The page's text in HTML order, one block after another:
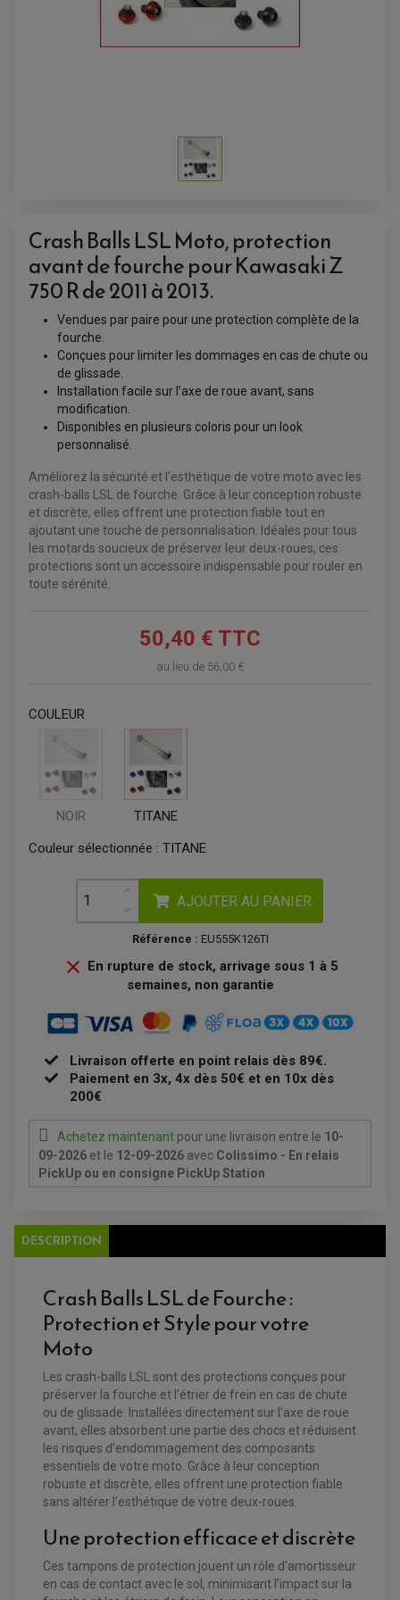
BAGAGERIE
ACCESSOIRE GPS, SMARTPHONE
SUPPORT VALISE LATERAL
TOP CASE ET VALISES
ACCESSOIRE ÉCHAPPEMENT
ÉLECTRICITÉ
ACCESSOIRES ELECTRIQUE
BATTERIE
CHARGEUR BATTERIE
CLIGNOTANT MOTO
ECLAIRAGE MOTO
KIT RECONDITIONNEMENT DEMARREUR
POMPE A ESSENCE
REDRESSEUR / REGULATEUR
STATOR
ENTRETIEN MOTO
ATELIER, PADDOCK, STAND
ANTIPARASITE NGK
FILTRE A AIR
FILTRE A HUILE
OUTILLAGE
PRODUIT D'ENTRETIEN
ELECTRICITÉ
CLIGNOTANT TYPE ORIGINE
BATTERIE SCOOTER
CHARGEUR DE BATTERIE
REDRESSEUR / RÉGULATEUR
ECLAIRAGE SCOOTER
DISQUE DE FREIN AVANT
ACCESSOIRE + VISSERIE FREINAGE
DISQUE DE FREIN ARRIERE
PLAQUETTE DE FREIN ARRIERE
ACCESSOIRES QUAD
ACCESSOIRES ANODISES POUR QUAD
BOUCHON DE RÉSERVOIR QUAD
GUIDON QUAD
KIT DÉCO QUAD / SSV
KIT POIGNÉE DE GAZ QUAD
POIGNÉE QUAD
PROTÈGE-MAINS
BAGAGERIE / TREUIL / ATTELAGE
COFFRE / TOP CASE QUAD
TREUIL ET ATTELAGE QUAD-SSV
ÉCHAPPEMENT QUAD
ENTRETIEN QUAD / SSV
FILTRE A HUILE QUAD
ACCESSOIRES ELECTRIQUE QUAD / SSV
BOITIER CDI QUAD ET SSV
CHARGEUR DE BATTERIE QUAD / SSV
COMPTEUR QUAD / SSV
CONTACTEUR A CLÉ QUAD
DÉMARREUR
ECLAIRAGE LED / HALOGÈNE
STATOR ET REDRESSEUR / REGULATEUR
VENTILATEUR DE RADIATEUR
EQUIPEMENT FREINAGE QUAD / SSV
DISQUE DE FREIN QUAD / SSV
KIT DURITE DE FREIN QUAD
KIT REPARATION MAÎTRE CYLINDRE QUAD / SSV
PLAQUETTES DE FREIN QUAD / SSV
ÉQUIPEMENT ÉLECTRIQUE
ACCESSOIRES ÉLECTRIQUE ENDURO
PLAQUE PHARE
COMPTEUR D'HEURE
DÉMARREUR
TRANSMISSION
PATIN DE BRAS OSCILLANT
ROULETTE DE CHAÎNE
EMBRAYAGE OFF ROAD
PIÈCE MOTEUR
POMPE À EAU BOYESEN
KIT RÉPARATION POMPE A EAU
RADIATEUR
PNEUMATIQUE
MOUSSE
CHAMBRE À AIR
Crash Balls LSL Moto, protection
avant de fourche pour Kawasaki Z
750 R de 2011 à 2013.
Vendues par paire pour une protection complète de la
fourche.
Conçues pour limiter les dommages en cas de chute ou
de glissade.
Installation facile sur l’axe de roue avant, sans
modification.
Disponibles en plusieurs coloris pour un look
personnalisé.
Améliorez la sécurité et l'esthétique de votre moto avec les
crash-balls LSL de fourche. Grâce à leur conception robuste
et discrète, elles offrent une protection fiable tout en
ajoutant une touche de personnalisation. Idéales pour tous
les motards soucieux de préserver leur deux-roues, ces
protections sont un accessoire indispensable pour rouler en
toute sérénité.
50,40 € TTC
au lieu de 56,00 €
COULEUR
NOIR
TITANE
Couleur sélectionnée : TITANE
AJOUTER AU PANIER
Référence : EU555K126TI
 En rupture de stock, arrivage sous 1 à 5
semaines, non garantie
Livraison offerte en point relais dès 89€.
Paiement en 3x, 4x dès 50€ et en 10x dès
200€
Achetez maintenant pour une livraison entre le 10-
09-2026 et le 12-09-2026 avec Colissimo - En relais
PickUp ou en consigne PickUp Station
DESCRIPTION
Crash Balls LSL de Fourche :
Protection et Style pour votre
Moto
Les crash-balls LSL sont des protections conçues pour
préserver la fourche et l’étrier de frein en cas de chute
ou de glissade. Installées directement sur l’axe de roue
avant, elles absorbent une partie des chocs et réduisent
les risques d’endommagement des composants
essentiels de votre moto. Grâce à leur conception
robuste et discrète, elles offrent une protection fiable
sans altérer l’esthétique de votre deux-roues.
Une protection efficace et discrète
Ces tampons de protection jouent un rôle d’amortisseur
en cas de contact avec le sol, minimisant l’impact sur la